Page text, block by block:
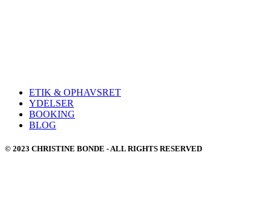
ETIK & OPHAVSRET
YDELSER
BOOKING
BLOG
© 2023 CHRISTINE BONDE - ALL RIGHTS RESERVED